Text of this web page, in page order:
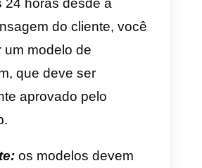
de mensagem
por padrão que
ser usadas para enviar
no WhatsApp
cliente que não entrou